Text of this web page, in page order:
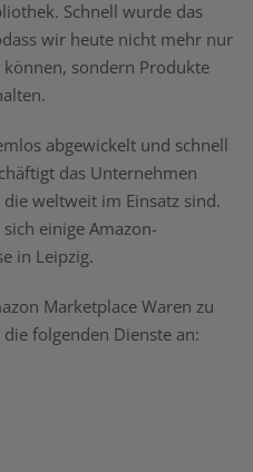
Schnell wurde das
wir heute nicht mehr nur
sondern Produkte
abgewickelt und schnell
das Unternehmen
weltweit im Einsatz sind.
einige Amazon-
in Leipzig.
Marketplace Waren zu
folgenden Dienste an: